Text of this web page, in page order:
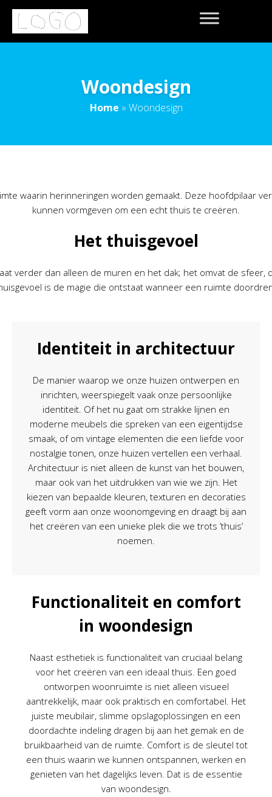
Woondesign
Home » Woondesign
waarin herinneringen worden gemaakt. Deze hoofdpilaar
kunnen vormgeven om een echt thuis te creëren.
Het thuisgevoel
verder dan alleen de muren en het dak; het omvat de
is de magie die ontstaat wanneer een ruimte
Identiteit in architectuur
De manier waarop we onze huizen ontwerpen en
inrichten, weerspiegelt vaak onze persoonlijke
identiteit. Of het nu gaat om strakke lijnen en
moderne meubels die spreken van een eigentijdse
smaak, of om vintage elementen die een liefde voor
nostalgie tonen, onze huizen vertellen een verhaal.
Architectuur is niet alleen de kunst van het bouwen,
maar ook van het uitdrukken van wie we zijn. Het
kiezen van bepaalde kleuren, texturen en decoraties
geeft vorm aan onze woonomgeving en draagt bij aan
het creëren van een unieke plek die we trots ’thuis’
noemen.
Functionaliteit en comfort
in woondesign
Naast esthetiek is functionaliteit van cruciaal belang
voor het creëren van een ideaal thuis. Een goed
ontworpen woonruimte is niet alleen visueel
aantrekkelijk, maar ook praktisch en comfortabel. Het
juiste meubilair, slimme opslagoplossingen en een
doordachte indeling dragen bij aan het gemak en de
bruikbaarheid van de ruimte. Comfort is de sleutel tot
een thuis waarin we kunnen ontspannen, werken en
genieten van het dagelijks leven. Dat is de essentie
van woondesign.